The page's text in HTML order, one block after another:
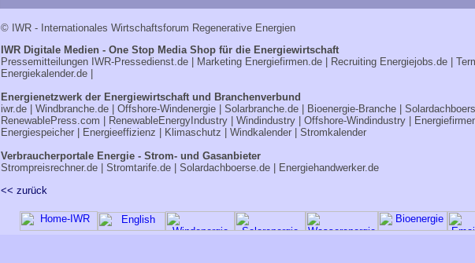
© IWR - Internationales Wirtschaftsforum Regenerative Energien
IWR Digitale Medien - One Stop Media Shop für die Energiewirtschaft
Pressemitteilungen IWR-Pressedienst.de| Marketing Energiefirmen.de| Recruiting Energiejobs.de|
Energiekalender.de|
Energienetzwerk der Energiewirtschaft und Branchenverbund
iwr.de| Windbranche.de| Offshore-Windenergie| Solarbranche.de| Bioenergie-Branche|
RenewablePress.com
RenewableEnergyIndustry| Windindustry| Offshore-Windindustry |
Energiespeicher| Energieeffizienz Klimaschutz Windkalender| Stromkalender
Verbraucherportale Energie - Strom- und Gasanbieter
Strompreisrechner.de| Stromtarife.de| Solardachboerse.de|
Energiehandwerker.de
<< zurück